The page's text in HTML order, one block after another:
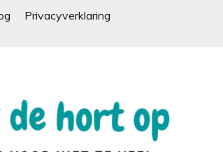
Privacyverklaring